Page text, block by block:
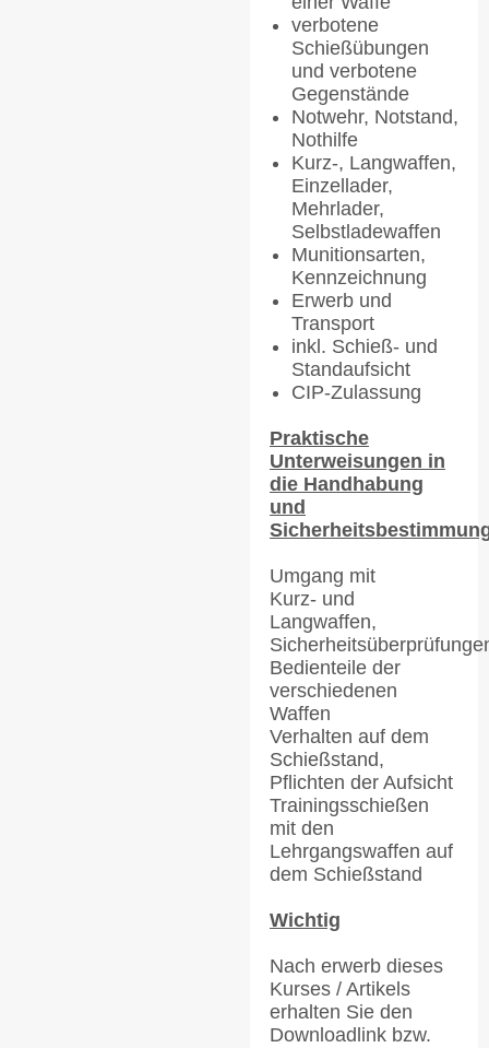
verbotene
Schießübungen
und verbotene
Gegenstände
Notwehr, Notstand,
Nothilfe
Kurz-, Langwaffen,
Einzellader,
Mehrlader,
Selbstladewaffen
Munitionsarten,
Kennzeichnung
Erwerb und
Transport
inkl. Schieß- und
Standaufsicht
CIP-Zulassung
Praktische
Unterweisungen in
die Handhabung
und
Umgang mit
Kurz- und
Langwaffen,
Bedienteile der
verschiedenen
Waffen
Verhalten auf dem
Schießstand,
Pflichten der Aufsicht
Trainingsschießen
mit den
Lehrgangswaffen auf
dem Schießstand
Wichtig
Nach erwerb dieses
Kurses / Artikels
erhalten Sie den
Downloadlink bzw.